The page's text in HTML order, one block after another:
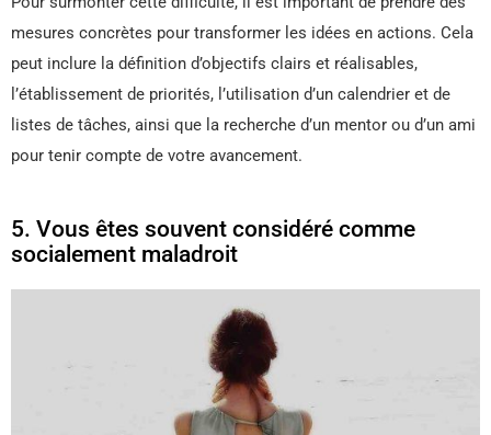
mesures concrètes pour transformer les idées en actions. Cela
peut inclure la définition d’objectifs clairs et réalisables,
l’établissement de priorités, l’utilisation d’un calendrier et de
listes de tâches, ainsi que la recherche d’un mentor ou d’un ami
pour tenir compte de votre avancement.
5. Vous êtes souvent considéré comme
socialement maladroit